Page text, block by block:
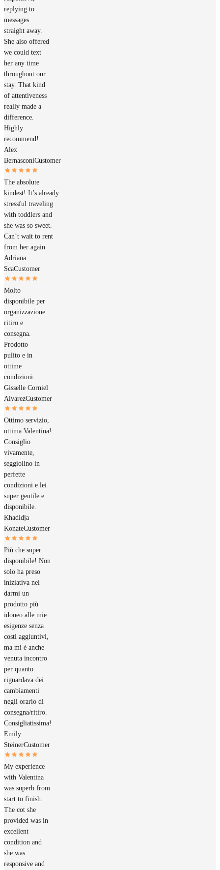
replying to
messages
straight away.
She also offered
we could text
her any time
throughout our
stay. That kind
of attentiveness
really made a
difference.
Highly
recommend!
Alex
BernasconiCustomer
The absolute
kindest! It’s already
stressful traveling
with toddlers and
she was so sweet.
Can’t wait to rent
from her again
Adriana
ScaCustomer
Molto
disponibile per
organizzazione
ritiro e
consegna.
Prodotto
pulito e in
ottime
condizioni.
Gisselle Corniel
AlvarezCustomer
Ottimo servizio,
ottima Valentina!
Consiglio
vivamente,
seggiolino in
perfette
condizioni e lei
super gentile e
disponibile.
Khadidja
KonateCustomer
Più che super
disponibile! Non
solo ha preso
iniziativa nel
darmi un
prodotto più
idoneo alle mie
esigenze senza
costi aggiuntivi,
ma mi è anche
venuta incontro
per quanto
riguardava dei
cambiamenti
negli orario di
consegna/ritiro.
Consigliatissima!
Emily
SteinerCustomer
My experience
with Valentina
was superb from
start to finish.
The cot she
provided was in
excellent
condition and
she was
responsive and